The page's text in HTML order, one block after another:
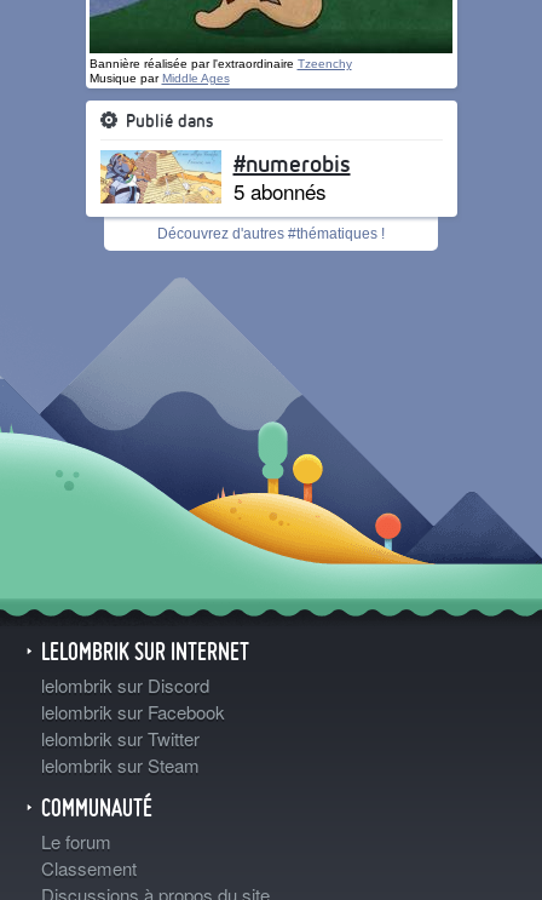
Bannière réalisée par l'extraordinaire Tzeenchy
Musique parMiddle Ages
Publié dans
#numerobis
5 abonnés
Découvrez d'autres #thématiques !
LELOMBRIK SUR INTERNET
lelombrik sur Discord
lelombrik sur Facebook
lelombrik sur Twitter
lelombrik sur Steam
COMMUNAUTÉ
Le forum
Classement
Discussions à propos du site